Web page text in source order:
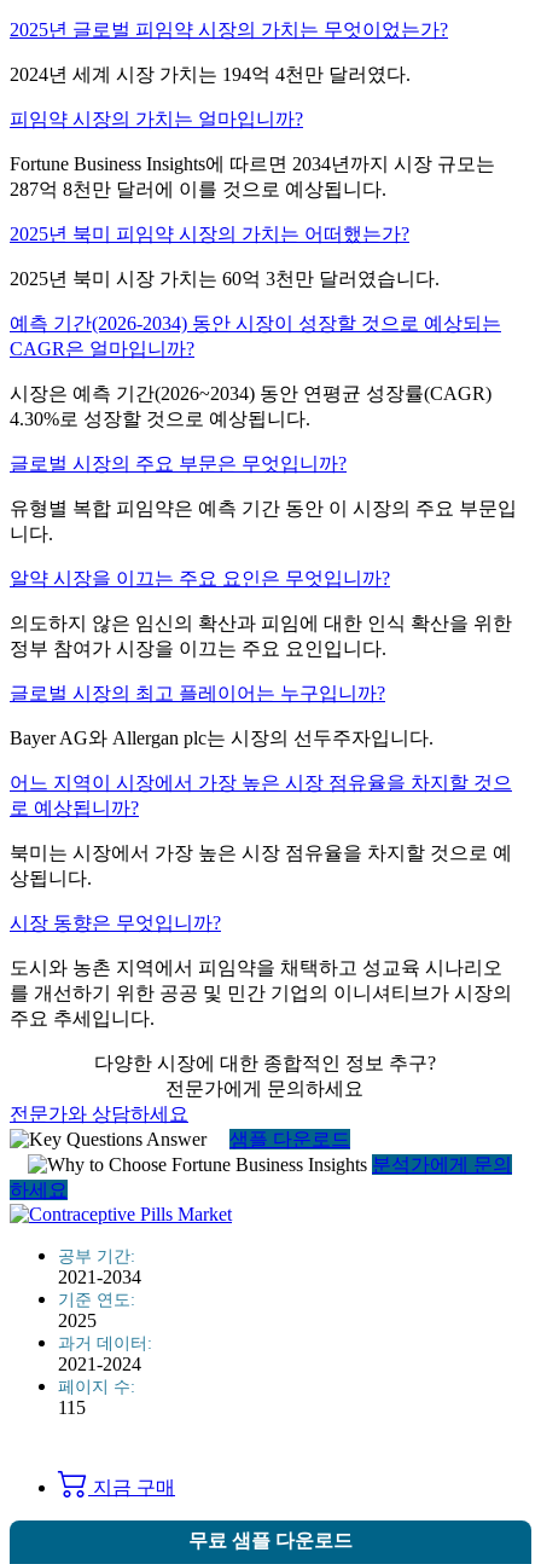
2025년 글로벌 피임약 시장의 가치는 무엇이었는가?
2024년 세계 시장 가치는 194억 4천만 달러였다.
피임약 시장의 가치는 얼마입니까?
Fortune Business Insights에 따르면 2034년까지 시장 규모는
287억 8천만 달러에 이를 것으로 예상됩니다.
2025년 북미 피임약 시장의 가치는 어떠했는가?
2025년 북미 시장 가치는 60억 3천만 달러였습니다.
예측 기간(2026-2034) 동안 시장이 성장할 것으로 예상되는
CAGR은 얼마입니까?
시장은 예측 기간(2026~2034) 동안 연평균 성장률(CAGR)
4.30%로 성장할 것으로 예상됩니다.
글로벌 시장의 주요 부문은 무엇입니까?
유형별 복합 피임약은 예측 기간 동안 이 시장의 주요 부문입
니다.
알약 시장을 이끄는 주요 요인은 무엇입니까?
의도하지 않은 임신의 확산과 피임에 대한 인식 확산을 위한
정부 참여가 시장을 이끄는 주요 요인입니다.
글로벌 시장의 최고 플레이어는 누구입니까?
Bayer AG와 Allergan plc는 시장의 선두주자입니다.
어느 지역이 시장에서 가장 높은 시장 점유율을 차지할 것으
로 예상됩니까?
북미는 시장에서 가장 높은 시장 점유율을 차지할 것으로 예
상됩니다.
시장 동향은 무엇입니까?
도시와 농촌 지역에서 피임약을 채택하고 성교육 시나리오
를 개선하기 위한 공공 및 민간 기업의 이니셔티브가 시장의
주요 추세입니다.
다양한 시장에 대한 종합적인 정보 추구?
전문가에게 문의하세요
전문가와 상담하세요
샘플 다운로드
분석가에게 문의
하세요
공부 기간:
2021-2034
기준 연도:
2025
과거 데이터:
2021-2024
페이지 수:
115
지금 구매
무료 샘플 다운로드